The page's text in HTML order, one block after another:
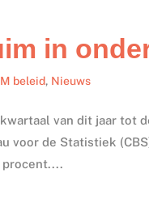
in
beleid, Nieuws
van dit jaar tot
voor de Statistiek
procent....